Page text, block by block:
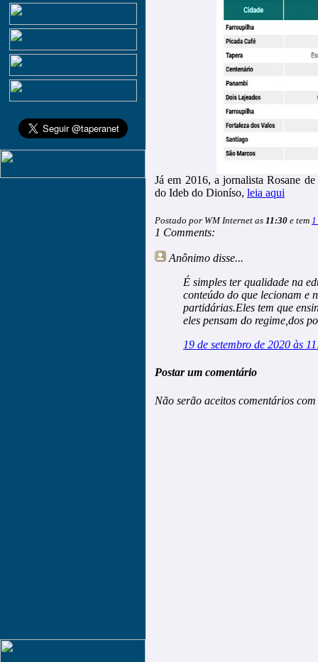
Já em 2016, a jornalista Rosane
do Ideb do Dioníso, leia aqui
Postado por WM Internet as 11:30 e tem 1
1 Comments:
Anônimo disse...
É simples ter qualidade na
conteúdo do que lecionam e
partidárias.Eles tem que
eles pensam do regime,dos
19 de setembro de 2020 às
Postar um comentário
Não serão aceitos comentários